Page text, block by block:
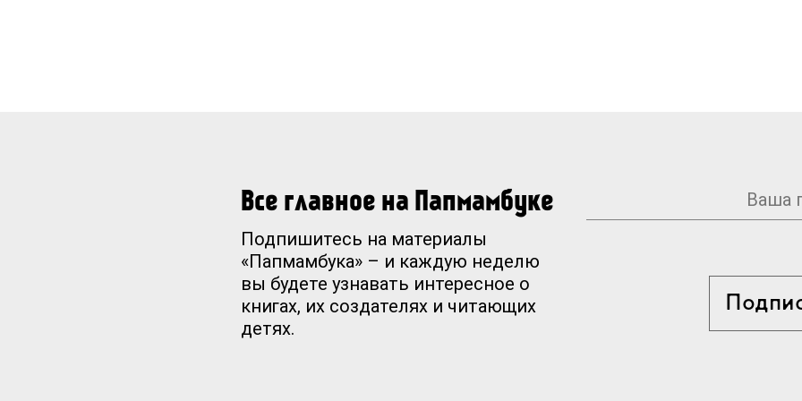
Все главное на Папмамбуке
Подпишитесь на материалы
«Папмамбука» – и каждую неделю
вы будете узнавать интересное о
книгах, их создателях и читающих
детях.